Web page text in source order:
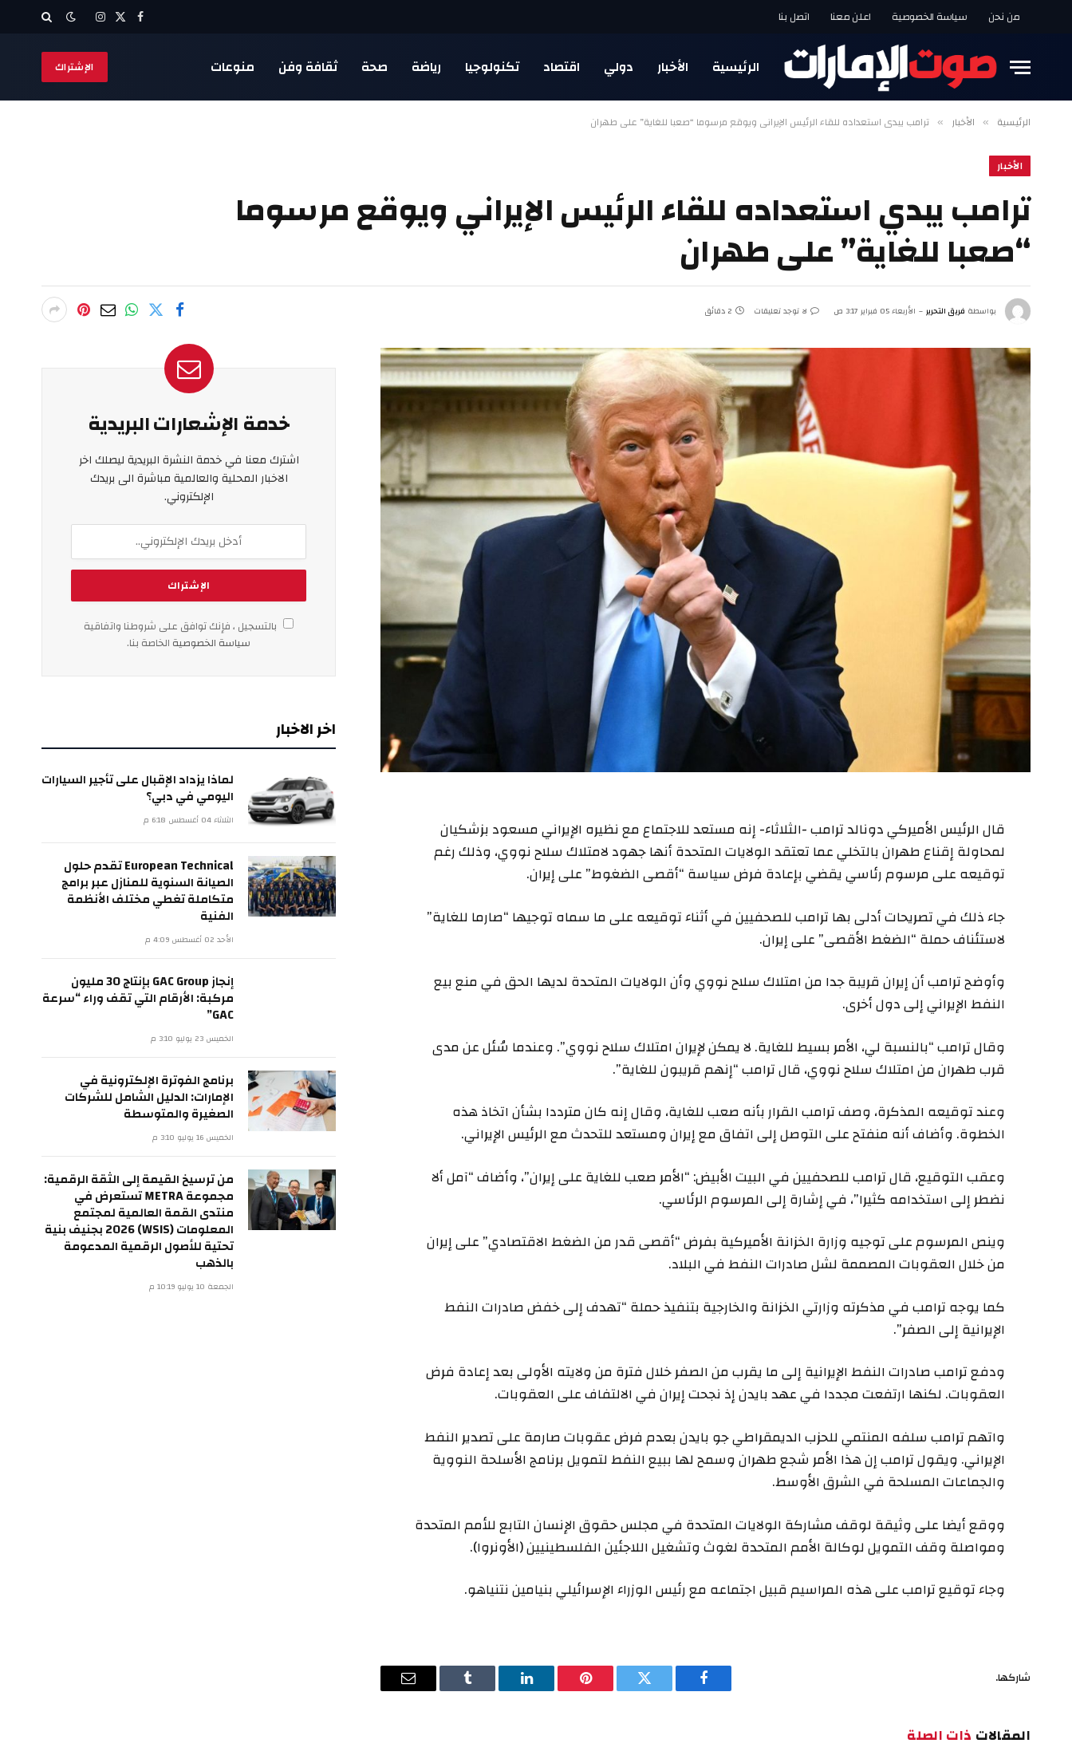
من نحن سياسة الخصوصية اعلن معنا اتصل بنا فيسبوك
X
الانستغرام
الرئيسية الأخبار دولي اقتصاد تكنولوجيا رياضة صحة ثقافة وفن منوعات الإشتراك
الرئيسية » الأخبار » ترامب يبدي استعداده للقاء الرئيس الإيراني ويوقع مرسوما “صعبا للغاية” على طهران
الأخبار
ترامب يبدي استعداده للقاء الرئيس الإيراني ويوقع مرسوما
“صعبا للغاية” على طهران
بواسطة فريق التحرير الأربعاء 05 فبراير 3:17 ص لا توجد تعليقات 2 دقائق
قال الرئيس الأميركي دونالد ترامب -الثلاثاء- إنه مستعد للاجتماع مع نظيره الإيراني مسعود بزشكيان
لمحاولة إقناع طهران بالتخلي عما تعتقد الولايات المتحدة أنها جهود لامتلاك سلاح نووي، وذلك رغم
توقيعه على مرسوم رئاسي يقضي بإعادة فرض سياسة “أقصى الضغوط” على إيران.
جاء ذلك في تصريحات أدلى بها ترامب للصحفيين في أثناء توقيعه على ما سماه توجيها “صارما للغاية”
لاستئناف حملة “الضغط الأقصى” على إيران.
وأوضح ترامب أن إيران قريبة جدا من امتلاك سلاح نووي وأن الولايات المتحدة لديها الحق في منع بيع
النفط الإيراني إلى دول أخرى.
وقال ترامب “بالنسبة لي، الأمر بسيط للغاية. لا يمكن لإيران امتلاك سلاح نووي”. وعندما سُئل عن مدى
قرب طهران من امتلاك سلاح نووي، قال ترامب “إنهم قريبون للغاية”.
وعند توقيعه المذكرة، وصف ترامب القرار بأنه صعب للغاية، وقال إنه كان مترددا بشأن اتخاذ هذه
الخطوة. وأضاف أنه منفتح على التوصل إلى اتفاق مع إيران ومستعد للتحدث مع الرئيس الإيراني.
وعقب التوقيع، قال ترامب للصحفيين في البيت الأبيض: “الأمر صعب للغاية على إيران”، وأضاف “آمل ألا
نضطر إلى استخدامه كثيرا”، في إشارة إلى المرسوم الرئاسي.
وينص المرسوم على توجيه وزارة الخزانة الأميركية بفرض “أقصى قدر من الضغط الاقتصادي” على إيران
من خلال العقوبات المصممة لشل صادرات النفط في البلاد.
كما يوجه ترامب في مذكرته وزارتي الخزانة والخارجية بتنفيذ حملة “تهدف إلى خفض صادرات النفط
الإيرانية إلى الصفر”.
ودفع ترامب صادرات النفط الإيرانية إلى ما يقرب من الصفر خلال فترة من ولايته الأولى بعد إعادة فرض
العقوبات. لكنها ارتفعت مجددا في عهد بايدن إذ نجحت إيران في الالتفاف على العقوبات.
واتهم ترامب سلفه المنتمي للحزب الديمقراطي جو بايدن بعدم فرض عقوبات صارمة على تصدير النفط
الإيراني. ويقول ترامب إن هذا الأمر شجع طهران وسمح لها ببيع النفط لتمويل برنامج الأسلحة النووية
والجماعات المسلحة في الشرق الأوسط.
ووقع أيضا على وثيقة لوقف مشاركة الولايات المتحدة في مجلس حقوق الإنسان التابع للأمم المتحدة
ومواصلة وقف التمويل لوكالة الأمم المتحدة لغوث وتشغيل اللاجئين الفلسطينيين (الأونروا).
وجاء توقيع ترامب على هذه المراسيم قبيل اجتماعه مع رئيس الوزراء الإسرائيلي بنيامين نتنياهو.
شاركها.
فيسبوك تويتر بينتيريستلينكدإن Tumblr
البريد
المقالات ذات الصلة
خدمة الإشعارات البريدية
اشترك معنا في خدمة النشرة البريدية ليصلك اخر
الاخبار المحلية والعالمية مباشرة الى بريدك
الإلكتروني.
بالتسجيل ، فإنك توافق على شروطنا واتفاقية
سياسة الخصوصية الخاصة بنا.
اخر الاخبار
لماذا يزداد الإقبال على تأجير السيارات
اليومي في دبي؟
الثلاثاء 04 أغسطس 6:18 م
European Technical تقدم حلول
الصيانة السنوية للمنازل عبر برامج
متكاملة تغطي مختلف الأنظمة
الفنية
الأحد 02 أغسطس 4:09 م
إنجاز GAC Group بإنتاج 30 مليون
مركبة: الأرقام التي تقف وراء “سرعة
GAC”
الخميس 23 يوليو 3:10 م
برنامج الفوترة الإلكترونية في
الإمارات: الدليل الشامل للشركات
الصغيرة والمتوسطة
الخميس 16 يوليو 3:10 م
من ترسيخ القيمة إلى الثقة الرقمية:
مجموعة METRA تستعرض في
منتدى القمة العالمية لمجتمع
المعلومات (WSIS) 2026 بجنيف بنية
تحتية للأصول الرقمية المدعومة
بالذهب
الجمعة 10 يوليو 10:19 م